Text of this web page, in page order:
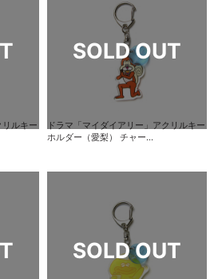
リルキー
ドラマ「マイダイアリー」アクリルキー
ホルダー（愛梨） チャー...